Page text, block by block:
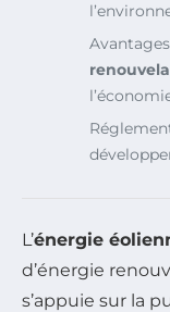
L’énergie
d’énergie
s’appuie sur la